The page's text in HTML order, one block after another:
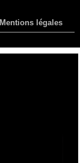
Mentions légales